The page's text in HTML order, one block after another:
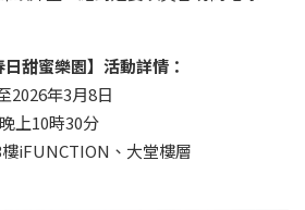
日甜蜜樂園】活動詳情：
2026年3月8日
上10時30分
iFUNCTION、大堂樓層